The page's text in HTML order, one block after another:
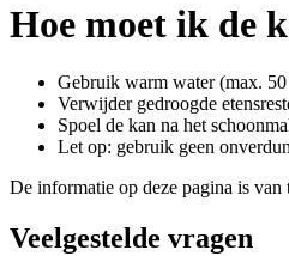
Hoe moet ik de
Gebruik warm water (max.
Verwijder gedroogde
Spoel de kan na het
Let op: gebruik geen
De informatie op deze pagina is
Veelgestelde vragen